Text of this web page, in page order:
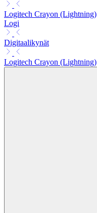
Logitech Crayon (Lightning)
Logi
Digitaalikynät
Logitech Crayon (Lightning)